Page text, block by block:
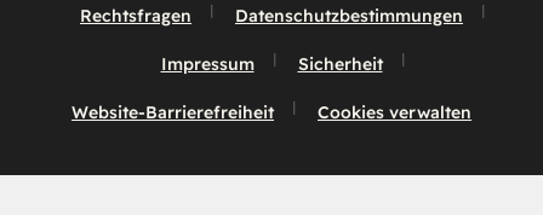
Rechtsfragen Datenschutzbestimmungen
Impressum Sicherheit
Website-Barrierefreiheit Cookies verwalten